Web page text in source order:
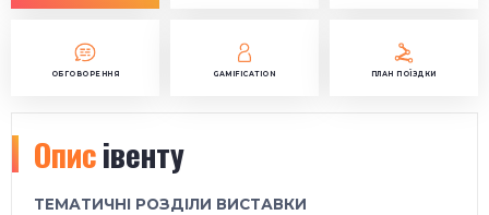
ОБГОВОРЕННЯ GAMIFICATION ПЛАН ПОЇЗДКИ
Описівенту
ТЕМАТИЧНІ РОЗДІЛИ ВИСТАВКИ